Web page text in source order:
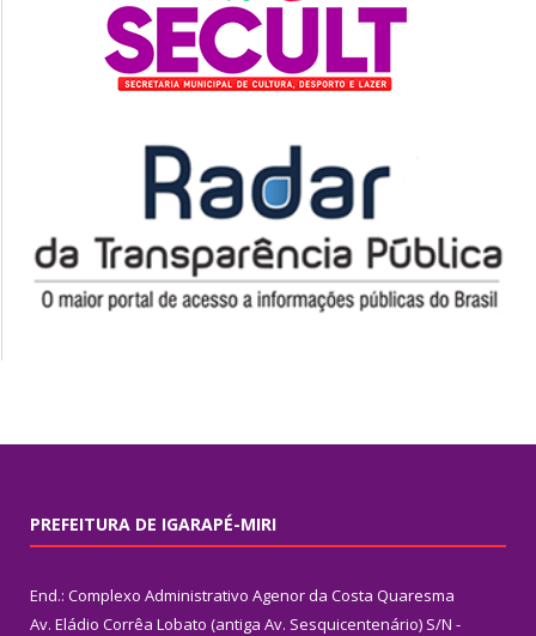
PREFEITURA DE IGARAPÉ-MIRI
End.: Complexo Administrativo Agenor da Costa Quaresma
Av. Eládio Corrêa Lobato (antiga Av. Sesquicentenário) S/N -